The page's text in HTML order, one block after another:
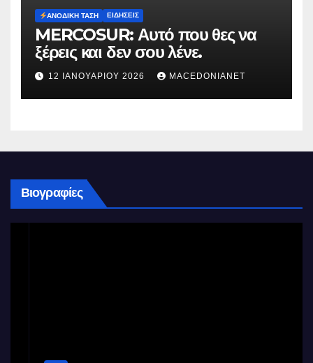
ΑΝΟΔΙΚΉ ΤΆΣΗ ΕΙΔΉΣΕΙΣ
MERCOSUR: Αυτό που θες να
ξέρεις και δεν σου λένε.
12 ΙΑΝΟΥΑΡΊΟΥ 2026 MACEDONIANET
Βιογραφίες